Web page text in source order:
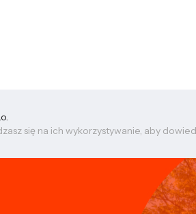
się na ich wykorzystywanie, aby